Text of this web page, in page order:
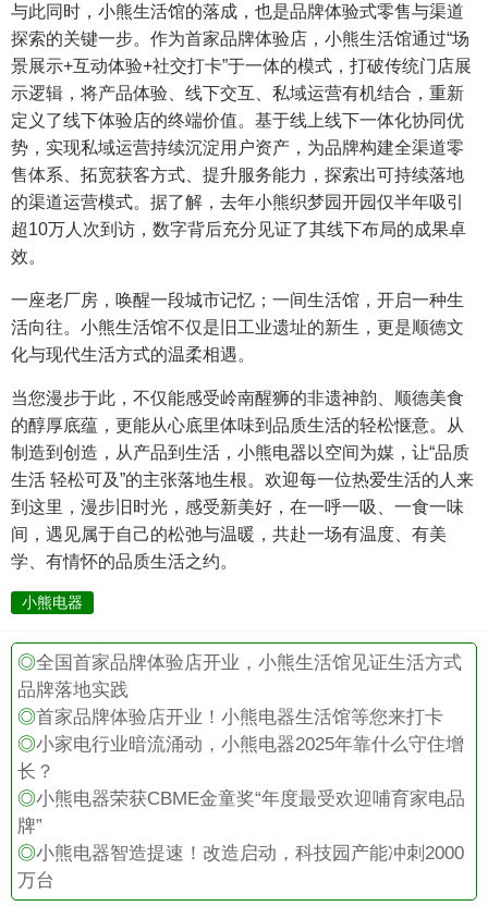
与此同时，小熊生活馆的落成，也是品牌体验式零售与渠道
探索的关键一步。作为首家品牌体验店，小熊生活馆通过“场
景展示+互动体验+社交打卡”于一体的模式，打破传统门店展
示逻辑，将产品体验、线下交互、私域运营有机结合，重新
定义了线下体验店的终端价值。基于线上线下一体化协同优
势，实现私域运营持续沉淀用户资产，为品牌构建全渠道零
售体系、拓宽获客方式、提升服务能力，探索出可持续落地
的渠道运营模式。据了解，去年小熊织梦园开园仅半年吸引
超10万人次到访，数字背后充分见证了其线下布局的成果卓
效。
一座老厂房，唤醒一段城市记忆；一间生活馆，开启一种生
活向往。小熊生活馆不仅是旧工业遗址的新生，更是顺德文
化与现代生活方式的温柔相遇。
当您漫步于此，不仅能感受岭南醒狮的非遗神韵、顺德美食
的醇厚底蕴，更能从心底里体味到品质生活的轻松惬意。从
制造到创造，从产品到生活，小熊电器以空间为媒，让“品质
生活 轻松可及”的主张落地生根。欢迎每一位热爱生活的人来
到这里，漫步旧时光，感受新美好，在一呼一吸、一食一味
间，遇见属于自己的松弛与温暖，共赴一场有温度、有美
学、有情怀的品质生活之约。
小熊电器
◎全国首家品牌体验店开业，小熊生活馆见证生活方式
品牌落地实践
◎首家品牌体验店开业！小熊电器生活馆等您来打卡
◎小家电行业暗流涌动，小熊电器2025年靠什么守住增
长？
◎小熊电器荣获CBME金童奖“年度最受欢迎哺育家电品
牌”
◎小熊电器智造提速！改造启动，科技园产能冲刺2000
万台